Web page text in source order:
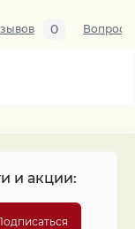
0 Вопросы
и акции: